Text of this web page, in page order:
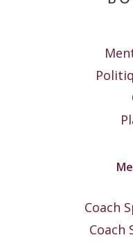
Coach
Coach